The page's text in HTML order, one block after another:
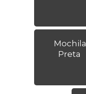
Mochila
Preta